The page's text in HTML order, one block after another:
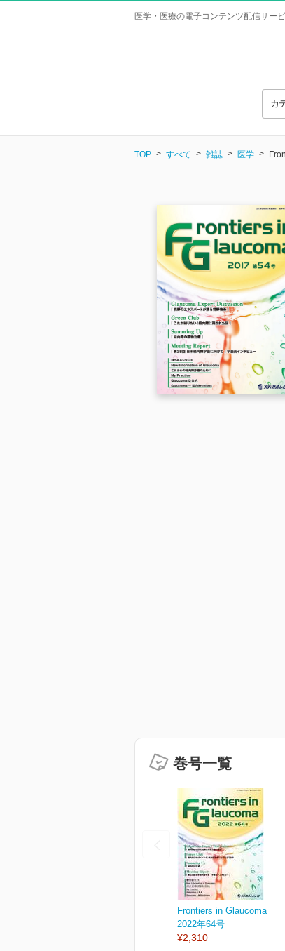
医学・医療の電子コンテンツ配信サー
カ
TOP すべて 雑誌 医学
巻号一覧
Frontiers in Glaucoma
2022年64号
¥2,310